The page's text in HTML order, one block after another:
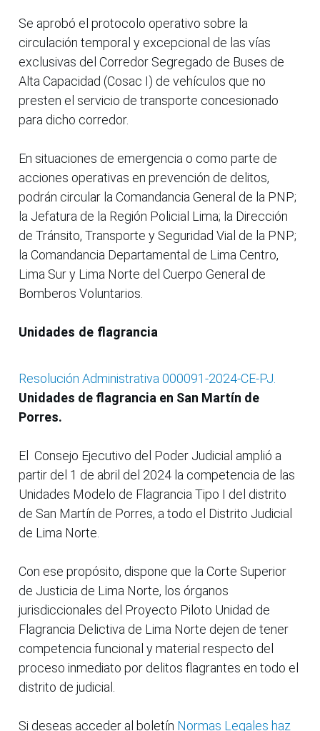
Se aprobó el protocolo operativo sobre la
circulación temporal y excepcional de las vías
exclusivas del Corredor Segregado de Buses de
Alta Capacidad (Cosac I) de vehículos que no
presten el servicio de transporte concesionado
para dicho corredor.
En situaciones de emergencia o como parte de
acciones operativas en prevención de delitos,
podrán circular la Comandancia General de la PNP;
la Jefatura de la Región Policial Lima; la Dirección
de Tránsito, Transporte y Seguridad Vial de la PNP;
la Comandancia Departamental de Lima Centro,
Lima Sur y Lima Norte del Cuerpo General de
Bomberos Voluntarios.
Unidades de flagrancia
Resolución Administrativa 000091-2024-CE-PJ.
Unidades de flagrancia en San Martín de
Porres.
El Consejo Ejecutivo del Poder Judicial amplió a
partir del 1 de abril del 2024 la competencia de las
Unidades Modelo de Flagrancia Tipo I del distrito
de San Martín de Porres, a todo el Distrito Judicial
de Lima Norte.
Con ese propósito, dispone que la Corte Superior
de Justicia de Lima Norte, los órganos
jurisdiccionales del Proyecto Piloto Unidad de
Flagrancia Delictiva de Lima Norte dejen de tener
competencia funcional y material respecto del
proceso inmediato por delitos flagrantes en todo el
distrito de judicial.
Si deseas acceder al boletín Normas Legales haz